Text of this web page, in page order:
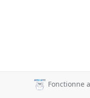
Fonctionne